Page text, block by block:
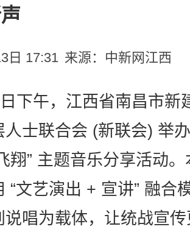
日 17:31 来源： 中新网江西
午，江西省南昌市新
人士联合会 (新联会) 举
翔” 主题音乐分享活动
“文艺演出 + 宣讲” 融合
说唱为载体，让统战宣